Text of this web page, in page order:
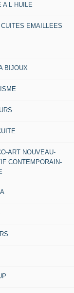
A L HUILE
EMAILLEES
BIJOUX
ART NOUVEAU-
CONTEMPORAIN-